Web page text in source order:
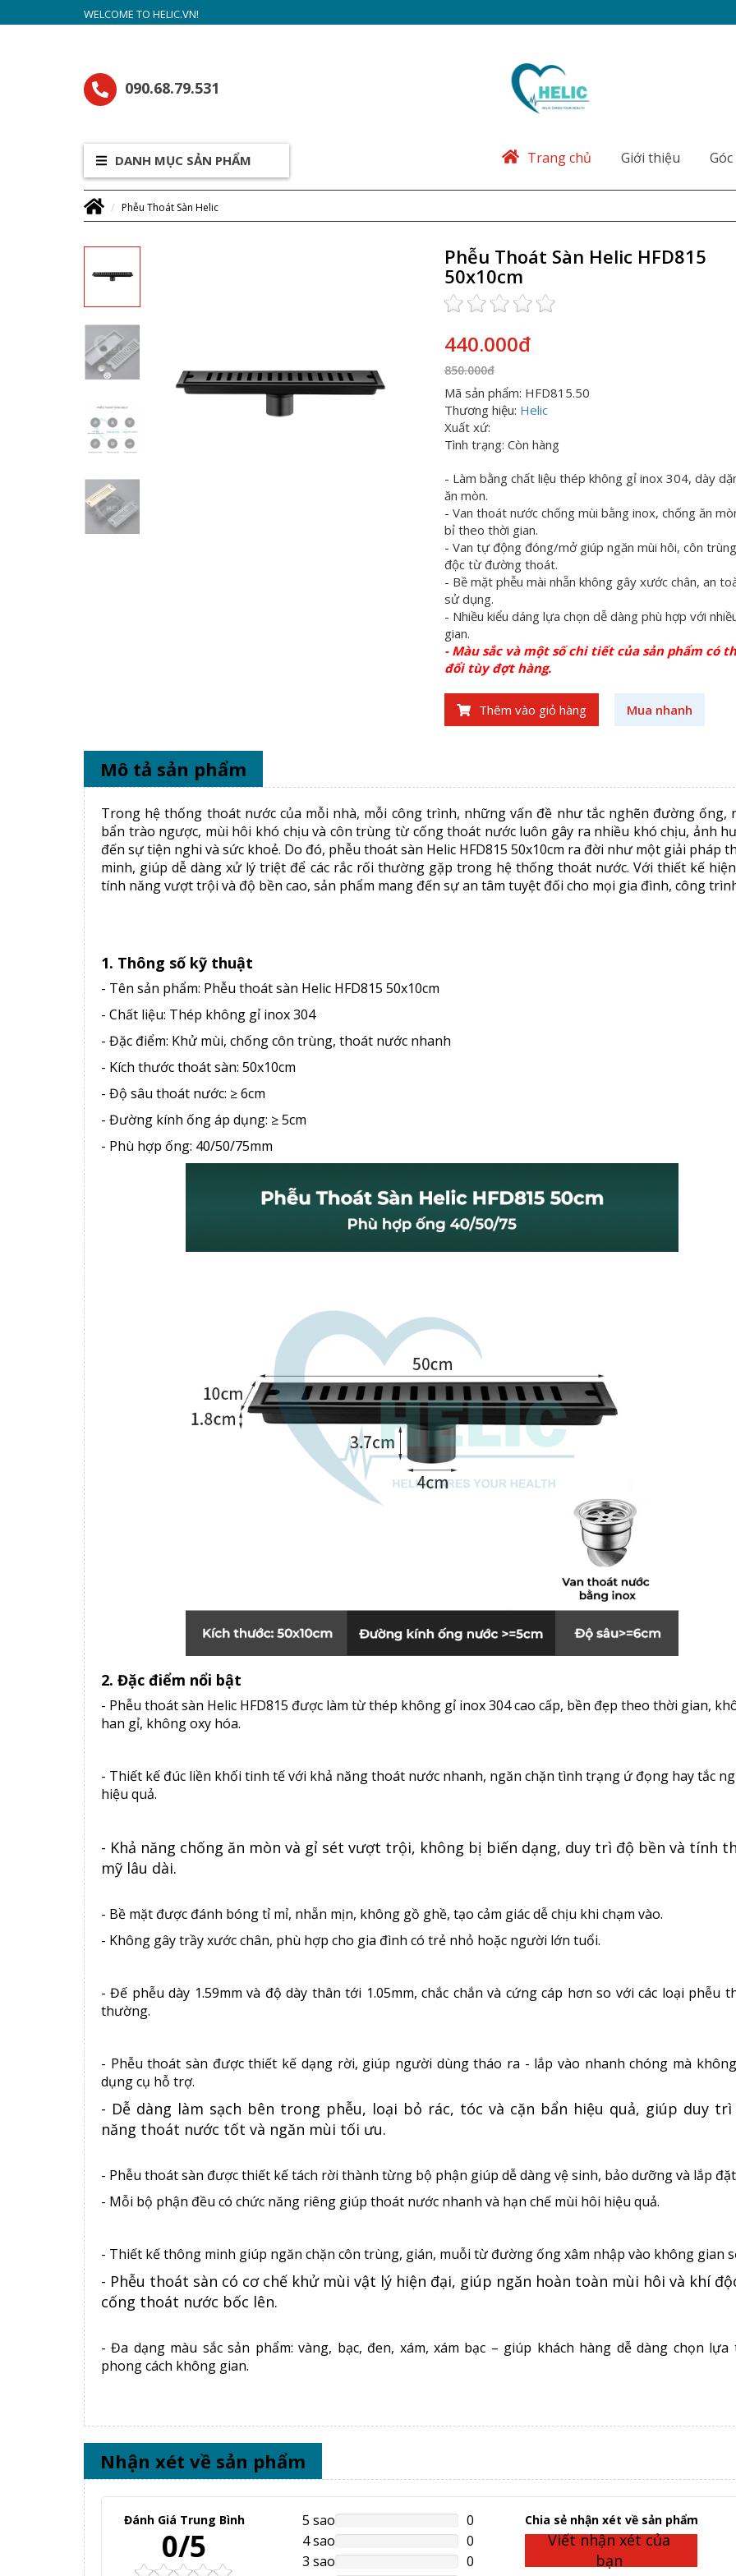
WELCOME TO HELIC.VN!
090.68.79.531
DANH MỤC SẢN PHẨM Trang chủ Giới thiệu
Phễu Thoát Sàn Helic
Phễu Thoát Sàn Helic HFD815
50x10cm
440.000đ
850.000đ
Mã sản phẩm: HFD815.50
Thương hiệu: Helic
Xuất xứ:
Tình trạng: Còn hàng
- Làm bằng chất liệu thép không gỉ inox 304, dày
ăn mòn.
- Van thoát nước chống mùi bằng inox, chống ăn
bỉ theo thời gian.
- Van tự động đóng/mở giúp ngăn mùi hôi, côn
độc từ đường thoát.
- Bề mặt phễu mài nhẵn không gây xước chân, an
sử dụng.
- Nhiều kiểu dáng lựa chọn dễ dàng phù hợp với
gian.
- Màu sắc và một số chi tiết của sản phẩm có
đổi tùy đợt hàng.
Thêm vào giỏ hàng Mua nhanh
Mô tả sản phẩm
Trong hệ thống thoát nước của mỗi nhà, mỗi công trình, những vấn đề như tắc nghẽn đường ống,
bẩn trào ngược, mùi hôi khó chịu và côn trùng từ cống thoát nước luôn gây ra nhiều khó chịu, ảnh
đến sự tiện nghi và sức khoẻ. Do đó, phễu thoát sàn Helic HFD815 50x10cm ra đời như một giải pháp
minh, giúp dễ dàng xử lý triệt để các rắc rối thường gặp trong hệ thống thoát nước. Với thiết kế
tính năng vượt trội và độ bền cao, sản phẩm mang đến sự an tâm tuyệt đối cho mọi gia đình, công
1. Thông số kỹ thuật
- Tên sản phẩm: Phễu thoát sàn Helic HFD815 50x10cm
- Chất liệu: Thép không gỉ inox 304
- Đặc điểm: Khử mùi, chống côn trùng, thoát nước nhanh
- Kích thước thoát sàn: 50x10cm
- Độ sâu thoát nước: ≥ 6cm
- Đường kính ống áp dụng: ≥ 5cm
- Phù hợp ống: 40/50/75mm
2. Đặc điểm nổi bật
- Phễu thoát sàn Helic HFD815 được làm từ thép không gỉ inox 304 cao cấp, bền đẹp theo thời gian,
han gỉ, không oxy hóa.
- Thiết kế đúc liền khối tinh tế với khả năng thoát nước nhanh, ngăn chặn tình trạng ứ đọng hay tắc
hiệu quả.
- Khả năng chống ăn mòn và gỉ sét vượt trội, không bị biến dạng, duy trì độ bền và tính
mỹ lâu dài.
- Bề mặt được đánh bóng tỉ mỉ, nhẵn mịn, không gồ ghề, tạo cảm giác dễ chịu khi chạm vào.
- Không gây trầy xước chân, phù hợp cho gia đình có trẻ nhỏ hoặc người lớn tuổi.
- Đế phễu dày 1.59mm và độ dày thân tới 1.05mm, chắc chắn và cứng cáp hơn so với các loại phễu
thường.
- Phễu thoát sàn được thiết kế dạng rời, giúp người dùng tháo ra - lắp vào nhanh chóng mà
dụng cụ hỗ trợ.
- Dễ dàng làm sạch bên trong phễu, loại bỏ rác, tóc và cặn bẩn hiệu quả, giúp duy trì
năng thoát nước tốt và ngăn mùi tối ưu.
- Phễu thoát sàn được thiết kế tách rời thành từng bộ phận giúp dễ dàng vệ sinh, bảo dưỡng và lắp
- Mỗi bộ phận đều có chức năng riêng giúp thoát nước nhanh và hạn chế mùi hôi hiệu quả.
- Thiết kế thông minh giúp ngăn chặn côn trùng, gián, muỗi từ đường ống xâm nhập vào không gian
- Phễu thoát sàn có cơ chế khử mùi vật lý hiện đại, giúp ngăn hoàn toàn mùi hôi và khí
cống thoát nước bốc lên.
- Đa dạng màu sắc sản phẩm: vàng, bạc, đen, xám, xám bạc – giúp khách hàng dễ dàng chọn lựa
phong cách không gian.
Nhận xét về sản phẩm
Đánh Giá Trung Bình
0/5
5 saoNAN%
Complete
0
4 saoNAN%
Complete
0
3 saoNAN%
0
Chia sẻ nhận xét về sản phẩm
Viết nhận xét của
bạn